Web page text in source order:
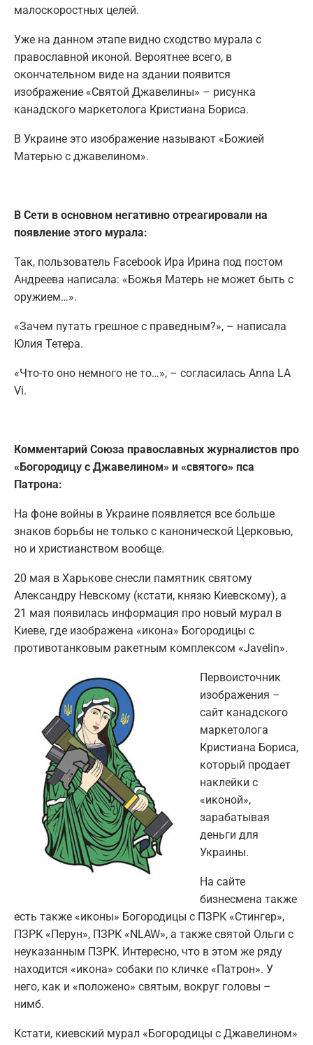
малоскоростных целей.
Уже на данном этапе видно сходство мурала с
православной иконой. Вероятнее всего, в
окончательном виде на здании появится
изображение «Святой Джавелины» – рисунка
канадского маркетолога Кристиана Бориса.
В Украине это изображение называют «Божией
Матерью с джавелином».
В Сети в основном негативно отреагировали на
появление этого мурала:
Так, пользователь Facebook Ира Ирина под постом
Андреева написала: «Божья Матерь не может быть с
оружием…».
«Зачем путать грешное с праведным?», – написала
Юлия Тетера.
«Что-то оно немного не то…», – согласилась Anna LA
Vi.
Комментарий Союза православных журналистов про
«Богородицу с Джавелином» и «святого» пса
Патрона:
На фоне войны в Украине появляется все больше
знаков борьбы не только с канонической Церковью,
но и христианством вообще.
20 мая в Харькове снесли памятник святому
Александру Невскому (кстати, князю Киевскому), а
21 мая появилась информация про новый мурал в
Киеве, где изображена «икона» Богородицы с
противотанковым ракетным комплексом «Javelin».
Первоисточник
изображения –
сайт канадского
маркетолога
Кристиана Бориса,
который продает
наклейки с
«иконой»,
зарабатывая
деньги для
Украины.
На сайте
бизнесмена также
есть также «иконы» Богородицы с ПЗРК «Стингер»,
ПЗРК «Перун», ПЗРК «NLAW», а также святой Ольги с
неуказанным ПЗРК. Интересно, что в этом же ряду
находится «икона» собаки по кличке «Патрон». У
него, как и «положено» святым, вокруг головы –
нимб.
Кстати, киевский мурал «Богородицы с Джавелином»